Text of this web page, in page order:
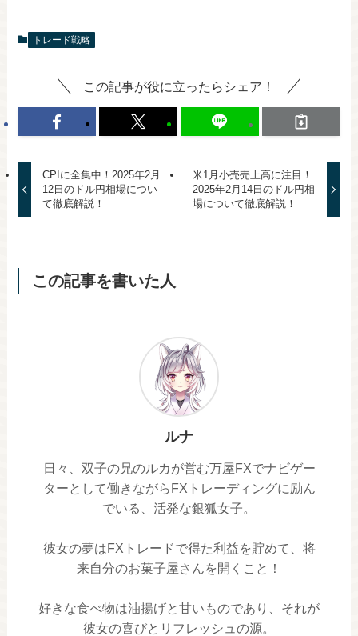
トレード戦略
この記事が役に立ったらシェア！
CPIに全集中！2025年2月
12日のドル円相場につい
て徹底解説！
米1月小売売上高に注目！
2025年2月14日のドル円相
場について徹底解説！
この記事を書いた人
ルナ
日々、双子の兄のルカが営む万屋FXでナビゲー
ターとして働きながらFXトレーディングに励ん
でいる、活発な銀狐女子。
彼女の夢はFXトレードで得た利益を貯めて、将
来自分のお菓子屋さんを開くこと！
好きな食べ物は油揚げと甘いものであり、それが
彼女の喜びとリフレッシュの源。